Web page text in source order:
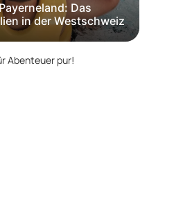
Das
in der Westschweiz
Abenteuer pur!